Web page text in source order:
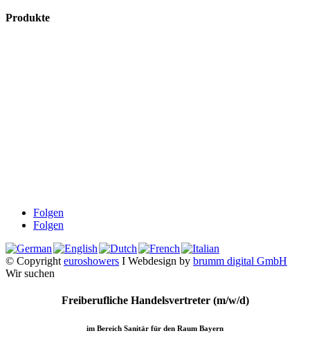
Produkte
Folgen
Folgen
© Copyright euroshowers I Webdesign by brumm digital GmbH
Wir suchen
Freiberufliche Handelsvertreter (m/w/d)
im Bereich Sanitär für den Raum Bayern